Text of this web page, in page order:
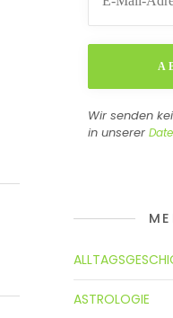
Wir senden
in unserer
ASTROLOGIE